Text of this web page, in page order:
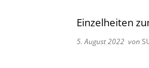
Einzelheiten
5. August 2022 von